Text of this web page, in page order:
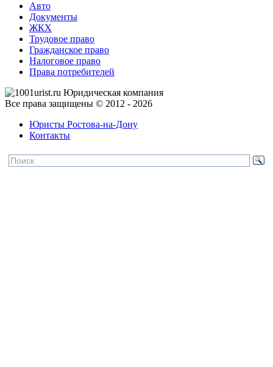
Авто
Документы
ЖКХ
Трудовое право
Гражданское право
Налоговое право
Права потребителей
Все права защищены © 2012 - 2026
Юристы Ростова-на-Дону
Контакты